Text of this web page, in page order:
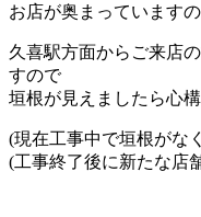
お店が奥まっています
久喜駅方面からご来店
すので
垣根が見えましたら心
(現在工事中で垣根がな
(工事終了後に新たな店